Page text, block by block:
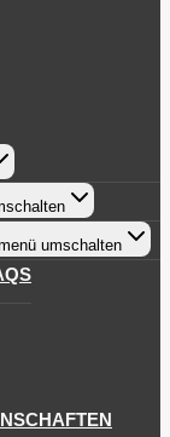
umschalten